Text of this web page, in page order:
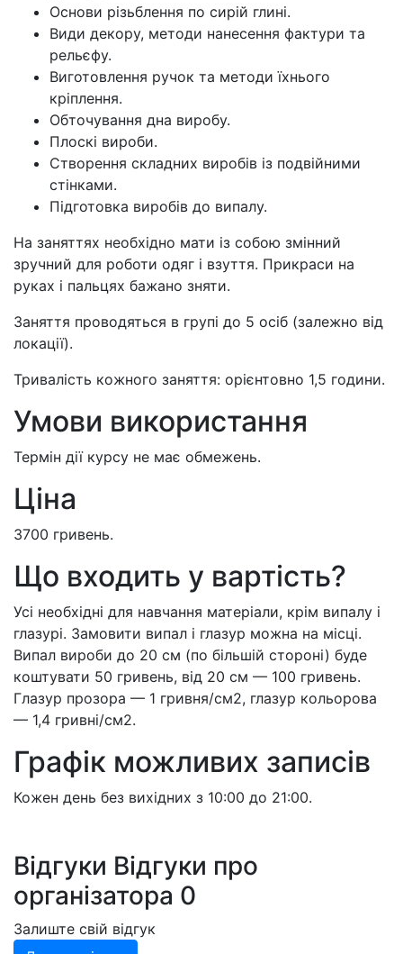
Основи різьблення по сирій глині.
Види декору, методи нанесення фактури та
рельєфу.
Виготовлення ручок та методи їхнього
кріплення.
Обточування дна виробу.
Плоскі вироби.
Створення складних виробів із подвійними
стінками.
Підготовка виробів до випалу.
На заняттях необхідно мати із собою змінний
зручний для роботи одяг і взуття. Прикраси на
руках і пальцях бажано зняти.
Заняття проводяться в групі до 5 осіб (залежно від
локації).
Тривалість кожного заняття: орієнтовно 1,5 години.
Умови використання
Термін дії курсу не має обмежень.
Ціна
3700 гривень.
Що входить у вартість?
Усі необхідні для навчання матеріали, крім випалу і
глазурі. Замовити випал і глазур можна на місці.
Випал вироби до 20 см (по більшій стороні) буде
коштувати 50 гривень, від 20 см — 100 гривень.
Глазур прозора — 1 гривня/см2, глазур кольорова
— 1,4 гривні/см2.
Графік можливих записів
Кожен день без вихідних з 10:00 до 21:00.
Відгуки Відгуки про
організатора 0
Залиште свій відгук